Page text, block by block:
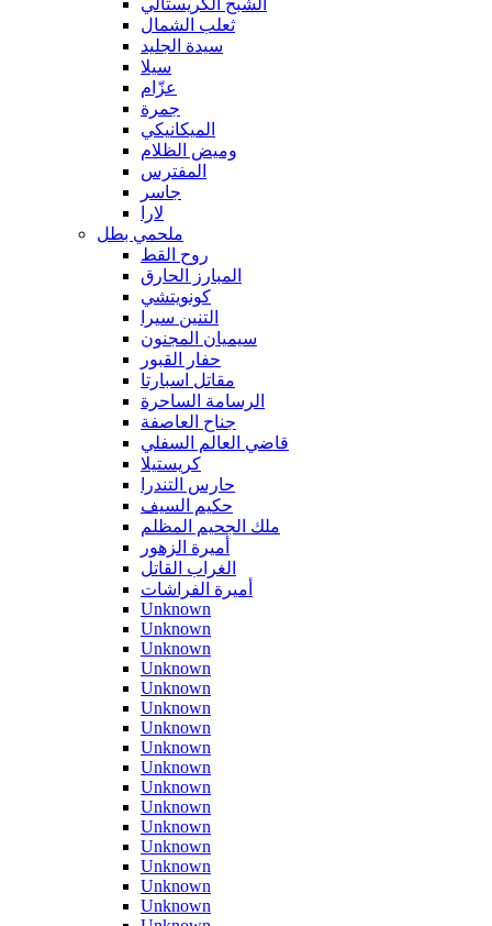
الشبح الكريستالي
ثعلب الشمال
سيدة الجليد
سيلا
عزّام
جمرة
الميكانيكي
وميض الظلام
المفترس
جاسر
لارا
ملحمي بطل
روح القط
المبارز الحارق
كونويتشي
التنين سيرا
سيميان المجنون
حفار القبور
مقاتل اسبارتا
الرسامة الساحرة
جناح العاصفة
قاضي العالم السفلي
كريستيلا
حارس التندرا
حكيم السيف
ملك الجحيم المظلم
أميرة الزهور
الغراب القاتل
أميرة الفراشات
Unknown
Unknown
Unknown
Unknown
Unknown
Unknown
Unknown
Unknown
Unknown
Unknown
Unknown
Unknown
Unknown
Unknown
Unknown
Unknown